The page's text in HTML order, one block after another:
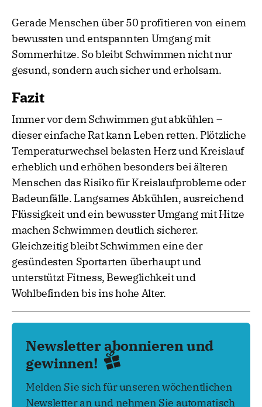
Gerade Menschen über 50 profitieren von einem
bewussten und entspannten Umgang mit
Sommerhitze. So bleibt Schwimmen nicht nur
gesund, sondern auch sicher und erholsam.
Fazit
Immer vor dem Schwimmen gut abkühlen –
dieser einfache Rat kann Leben retten. Plötzliche
Temperaturwechsel belasten Herz und Kreislauf
erheblich und erhöhen besonders bei älteren
Menschen das Risiko für Kreislaufprobleme oder
Badeunfälle. Langsames Abkühlen, ausreichend
Flüssigkeit und ein bewusster Umgang mit Hitze
machen Schwimmen deutlich sicherer.
Gleichzeitig bleibt Schwimmen eine der
gesündesten Sportarten überhaupt und
unterstützt Fitness, Beweglichkeit und
Wohlbefinden bis ins hohe Alter.
Newsletter abonnieren und
gewinnen!
Melden Sie sich für unseren wöchentlichen
Newsletter an und nehmen Sie automatisch